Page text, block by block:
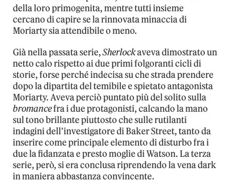
della loro primogenita, mentre tutti insieme
cercano di capire se la rinnovata minaccia di
Moriarty sia attendibile o meno.
Già nella passata serie,Sherlockaveva dimostrato un
netto calo rispetto ai due primi folgoranti cicli di
storie, forse perché indecisa su che strada prendere
dopo la dipartita del temibile e spietato antagonista
Moriarty. Aveva perciò puntato più del solito sulla
bromancefra i due protagonisti, calcando la mano
sul tono brillante piuttosto che sulle rutilanti
indagini dell’investigatore di Baker Street, tanto da
inserire come principale elemento di disturbo fra i
due la fidanzata e presto moglie di Watson. La terza
serie, però, si era conclusa riprendendo la vena dark
in maniera abbastanza convincente.